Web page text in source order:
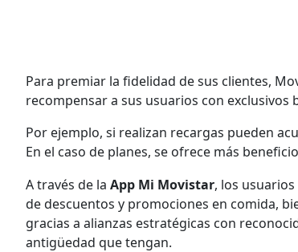
Para premiar la fidelidad de sus clientes,
recompensar a sus usuarios con
Por ejemplo, si realizan recargas pueden
En el caso de planes, se ofrece más
A través de la App Mi Movistar, los
de descuentos y promociones en comida,
gracias a alianzas estratégicas con
antigüedad que tengan.